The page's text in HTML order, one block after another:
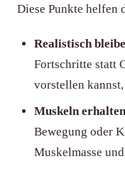
Diese Punkte helfen
Realistisch
Fortschritte statt
vorstellen
Muskeln
Bewegung oder
Muskelmasse